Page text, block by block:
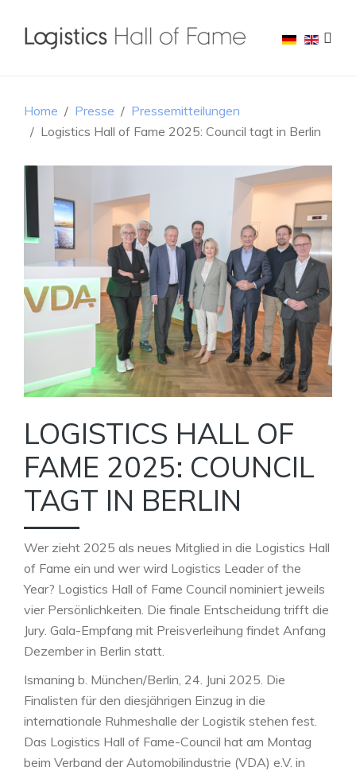
Home Presse
Pressemitteilungen
Logistics Hall of Fame 2025: Council tagt in Berlin
LOGISTICS HALL OF
FAME 2025: COUNCIL
TAGT IN BERLIN
Wer zieht 2025 als neues Mitglied in die Logistics Hall
of Fame ein und wer wird Logistics Leader of the
Year? Logistics Hall of Fame Council nominiert jeweils
vier Persönlichkeiten. Die finale Entscheidung trifft die
Jury. Gala-Empfang mit Preisverleihung findet Anfang
Dezember in Berlin statt.
Ismaning b. München/Berlin, 24. Juni 2025. Die
Finalisten für den diesjährigen Einzug in die
internationale Ruhmeshalle der Logistik stehen fest.
Das Logistics Hall of Fame-Council hat am Montag
beim Verband der Automobilindustrie (VDA) e.V. in